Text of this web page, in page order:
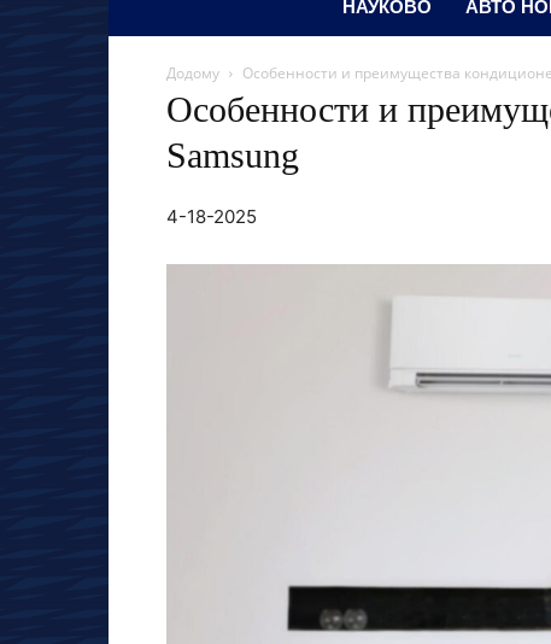
НАУКОВО АВТО
Додому Особенности и преимущества
Особенности и
Samsung
4-18-2025